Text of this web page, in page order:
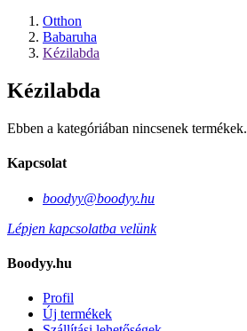
Otthon
Babaruha
Kézilabda
Kézilabda
Ebben a kategóriában nincsenek termékek.
Kapcsolat
boodyy@boodyy.hu
Lépjen kapcsolatba velünk
Boodyy.hu
Profil
Új termékek